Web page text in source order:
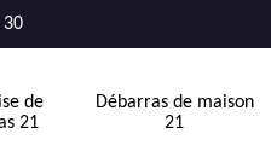
30
de
21
Débarras de maison
21